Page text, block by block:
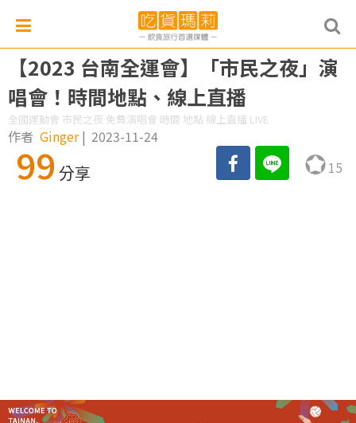
【2023 台南全運會】「市民之夜」演
唱會！時間地點、線上直播
全國運動會 市民之夜 免費演唱會 時間 地點 線上直播 LIVE
作者 Ginger| 2023-11-24
99 分享 15